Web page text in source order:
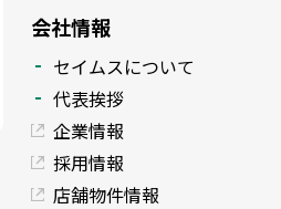
会社情報
セイムスについて
代表挨拶
企業情報
採用情報
店舗物件情報